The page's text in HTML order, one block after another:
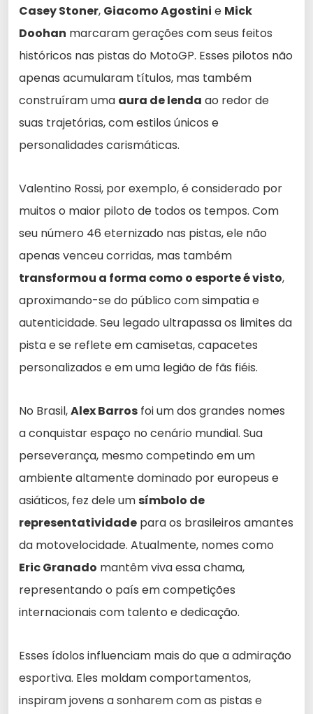
Casey Stoner, Giacomo Agostini e Mick
Doohan marcaram gerações com seus feitos
históricos nas pistas do MotoGP. Esses pilotos não
apenas acumularam títulos, mas também
construíram uma aura de lenda ao redor de
suas trajetórias, com estilos únicos e
personalidades carismáticas.
Valentino Rossi, por exemplo, é considerado por
muitos o maior piloto de todos os tempos. Com
seu número 46 eternizado nas pistas, ele não
apenas venceu corridas, mas também
transformou a forma como o esporte é visto,
aproximando-se do público com simpatia e
autenticidade. Seu legado ultrapassa os limites da
pista e se reflete em camisetas, capacetes
personalizados e em uma legião de fãs fiéis.
No Brasil,Alex Barros foi um dos grandes nomes
a conquistar espaço no cenário mundial. Sua
perseverança, mesmo competindo em um
ambiente altamente dominado por europeus e
asiáticos, fez dele umsímbolo de
representatividade para os brasileiros amantes
da motovelocidade. Atualmente, nomes como
Eric Granado mantêm viva essa chama,
representando o país em competições
internacionais com talento e dedicação.
Esses ídolos influenciam mais do que a admiração
esportiva. Eles moldam comportamentos,
inspiram jovens a sonharem com as pistas e